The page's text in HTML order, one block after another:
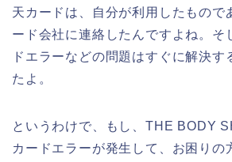
天カードは、自分が利用したもので
ード会社に連絡したんですよね。そ
ドエラーなどの問題はすぐに解決す
たよ。
というわけで、もし、THE BODY
カードエラーが発生して、お困りの